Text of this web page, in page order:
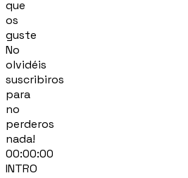
que
os
guste
No
olvidéis
suscribiros
para
no
perderos
nada!
00:00:00
INTRO